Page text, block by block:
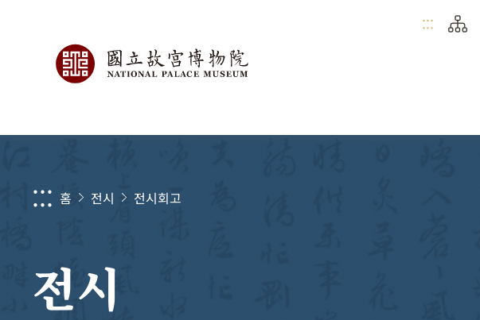
:::
::: 홈 전시 전시회고
전시